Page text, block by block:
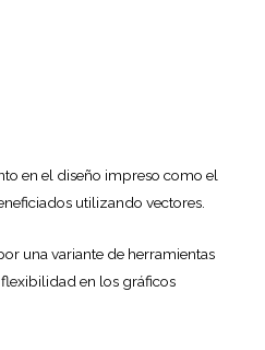
en el diseño impreso como el
utilizando vectores.
una variante de herramientas
en los gráficos